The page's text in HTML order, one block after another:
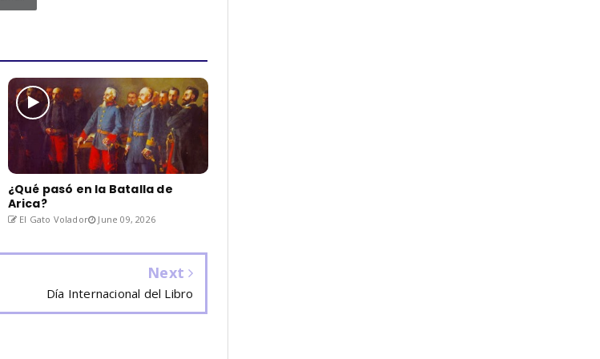
¿Qué pasó en la Batalla de
Arica?
El Gato Volador June 09, 2026
Next
Día Internacional del Libro